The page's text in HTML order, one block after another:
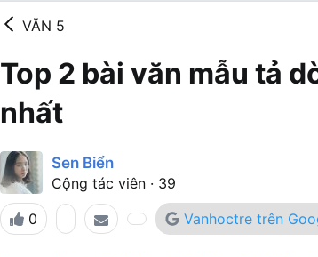
VĂN 5
Top 2 bài văn mẫu tả
nhất
Sen Biển
Cộng tác viên · 39
0 Vanhoctre trên